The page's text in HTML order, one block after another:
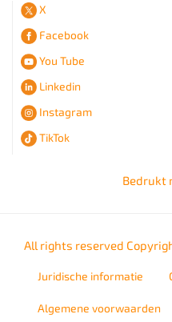
X
Facebook
You Tube
Linkedin
Instagram
TikTok
Bedrukt
All rights reserved
Juridische informatie
Algemene voorwaarden